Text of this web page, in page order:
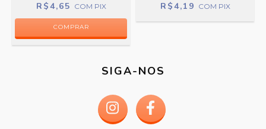
R$4,65 COM PIX
COMPRAR
R$4,19 COM PIX
SIGA-NOS